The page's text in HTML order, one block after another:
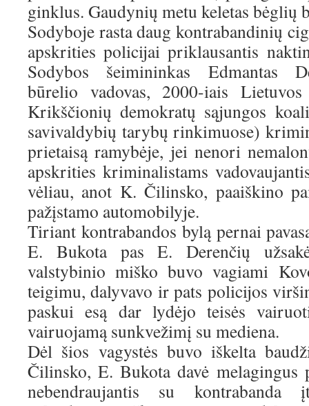
ginklus. Gaudynių metu keletas bėglių
Sodyboje rasta daug kontrabandinių
apskrities policijai priklausantis
Sodybos šeimininkas Edmantas
būrelio vadovas, 2000-iais
Krikščionių demokratų sąjungos
savivaldybių tarybų rinkimuose)
prietaisą ramybėje, jei nenori
apskrities kriminalistams
vėliau, anot K. Čilinsko, paaiškino
pažįstamo automobilyje.
Tiriant kontrabandos bylą pernai
E. Bukota pas E. Derenčių
valstybinio miško buvo vagiami
teigimu, dalyvavo ir pats policijos
paskui esą dar lydėjo teisės
vairuojamą sunkvežimį su mediena.
Dėl šios vagystės buvo iškelta
Čilinsko, E. Bukota davė melagingus
nebendraujantis su kontrabanda